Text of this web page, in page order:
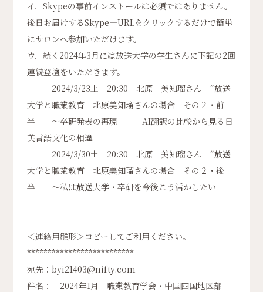
イ．Skypeの事前インストールは必須ではありません。
後日お届けするSkype―URLをクリックするだけで簡単
にサロンへ参加いただけます。
ウ．続く2024年3月には放送大学の学生さんに下記の2回
連続登壇をいただきます。
2024/3/23土 20:30 北原 美知瑠さん ”放送
大学と職業教育 北原美知瑠さんの場合 その２・前
半 ～卒研発表の再現 AI翻訳の比較から見る日
英言語文化の相違
2024/3/30土 20:30 北原 美知瑠さん ”放送
大学と職業教育 北原美知瑠さんの場合 その２・後
半 ～私は放送大学・卒研を今後こう活かしたい
＜連絡用雛形＞コピーしてご利用ください。
**************************
宛先：byi21403@nifty.com
件名： 2024年1月 職業教育学会・中国四国地区部